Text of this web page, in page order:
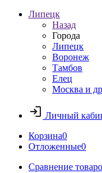
Липецк
Назад
Города
Липецк
Воронеж
Тамбов
Елец
Москва и
Личный
Корзина0
Отложенные0
Сравнение